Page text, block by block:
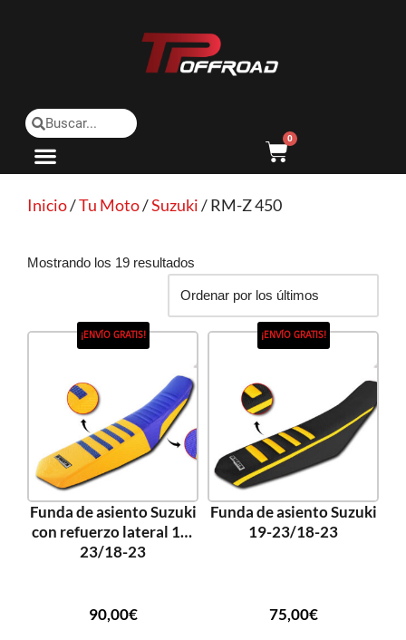
0
Inicio/Tu Moto/Suzuki/ RM-Z 450
Mostrando los 19 resultados
¡ENVÍO GRATIS!
Funda de asiento Suzuki
con refuerzo lateral 19-
23/18-23
90,00€
¡ENVÍO GRATIS!
Funda de asiento Suzuki
19-23/18-23
75,00€